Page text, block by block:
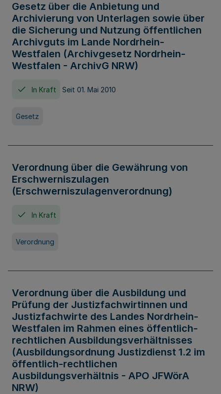
Gesetz über die Anbietung und
Archivierung von Unterlagen sowie über
die Sicherung und Nutzung öffentlichen
Archivguts im Lande Nordrhein-
Westfalen (Archivgesetz Nordrhein-
Westfalen - ArchivG NRW)
In Kraft Seit 01. Mai 2010
Gesetz
Verordnung über die Gewährung von
Erschwerniszulagen
(Erschwerniszulagenverordnung)
In Kraft
Verordnung
Verordnung über die Ausbildung und
Prüfung der Justizfachwirtinnen und
Justizfachwirte des Landes Nordrhein-
Westfalen im Rahmen eines öffentlich-
rechtlichen Ausbildungsverhältnisses
(Ausbildungsordnung Justizdienst 1.2 im
öffentlich-rechtlichen
Ausbildungsverhältnis - APO JFWörA
NRW)